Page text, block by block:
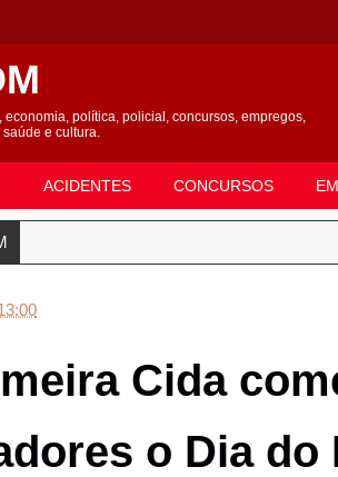
economia, política, policial, concursos, empregos,
e cultura.
ACIDENTES CONCURSOS
Cida
o Dia